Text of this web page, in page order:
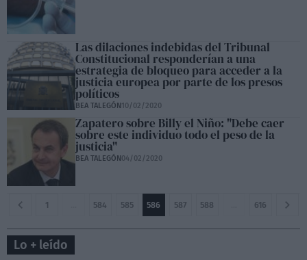
Las dilaciones indebidas del Tribunal
Constitucional responderían a una
estrategia de bloqueo para acceder a la
justicia europea por parte de los presos
políticos
BEA TALEGÓN10/02/2020
Zapatero sobre Billy el Niño: "Debe caer
sobre este individuo todo el peso de la
justicia"
BEA TALEGÓN04/02/2020
1 584 585 586 587 588 616
Lo + leído